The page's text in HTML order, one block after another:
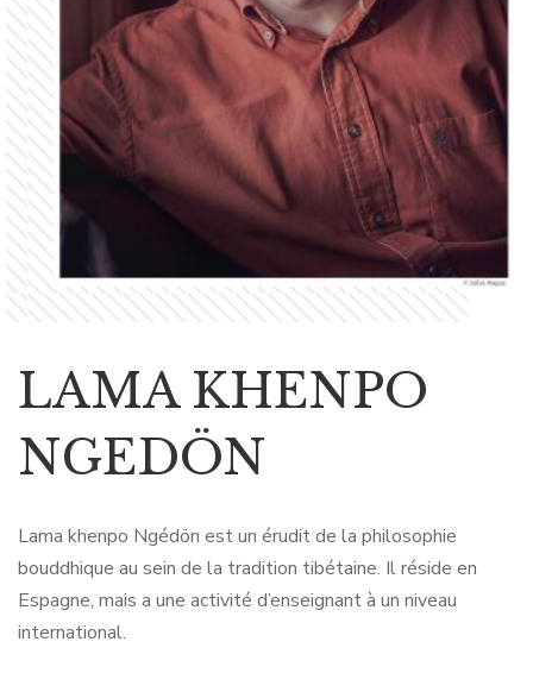
LAMA KHENPO
NGEDÖN
Lama khenpo Ngédön est un érudit de la philosophie
bouddhique au sein de la tradition tibétaine. Il réside en
Espagne, mais a une activité d’enseignant à un niveau
international.